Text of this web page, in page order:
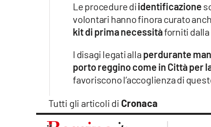
Tutti gli articoli di Cronaca
Le procedure diidentificazione
volontari hanno finora curato
kit di prima necessitàforniti dalla
I disagi legati alla perdurante
porto reggino come in Città per
favoriscono l’accoglienza di